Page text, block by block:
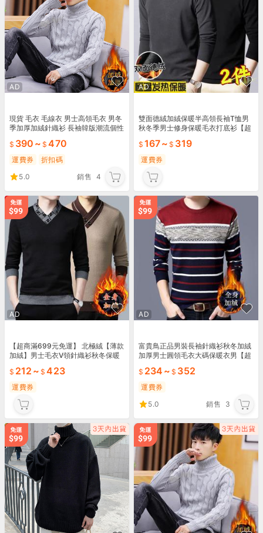
AD
現貨 毛衣 毛線衣 男士高領毛衣 男冬
季加厚加絨針織衫 長袖韓版潮流個性
織衫390 ~ 470
運費券
折扣碼
5.0
銷售 4
AD
雙面德絨加絨保暖半高領長袖T恤男
秋冬季男士修身保暖毛衣打底衫【超
167~ 319
運費券
AD
【超商滿699元免運】 北極絨【薄款
加絨】男士毛衣V領針織衫秋冬保暖
212 ~ 423
運費券
AD
富貴鳥正品男裝長袖針織衫秋冬加絨
加厚男士圓領毛衣大碼保暖衣男【超
234 ~ 352
運費券
5.0
銷售 3